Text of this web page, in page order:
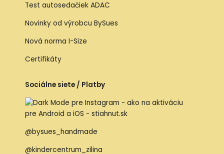
Test autosedačiek ADAC
Novinky od výrobcu BySues
Nová norma I-Size
Certifikáty
Sociálne siete / Platby
@bysues_handmade
@kindercentrum_zilina